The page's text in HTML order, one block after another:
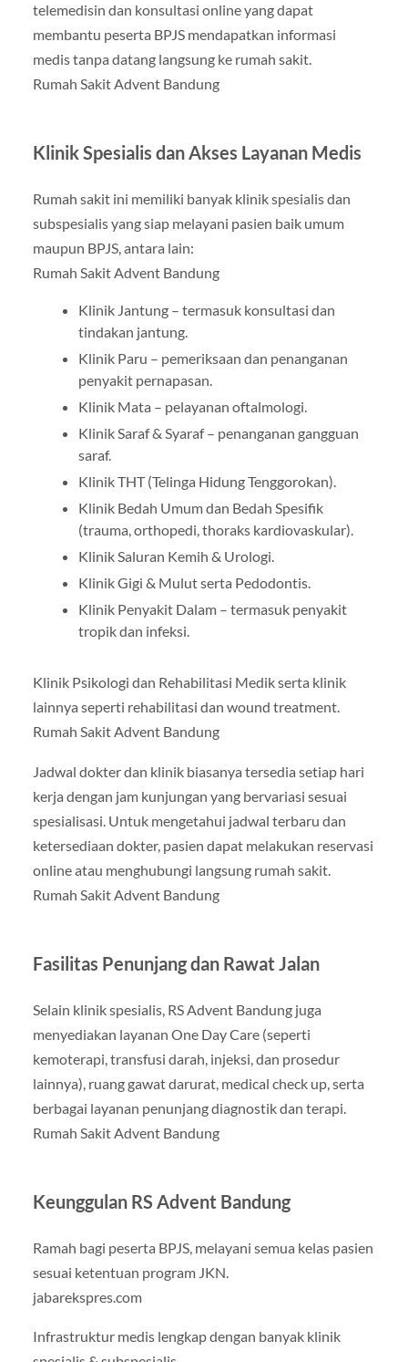
telemedisin dan konsultasi online yang dapat
membantu peserta BPJS mendapatkan informasi
medis tanpa datang langsung ke rumah sakit.
Rumah Sakit Advent Bandung
Klinik Spesialis dan Akses Layanan Medis
Rumah sakit ini memiliki banyak klinik spesialis dan
subspesialis yang siap melayani pasien baik umum
maupun BPJS, antara lain:
Rumah Sakit Advent Bandung
Klinik Jantung – termasuk konsultasi dan
tindakan jantung.
Klinik Paru – pemeriksaan dan penanganan
penyakit pernapasan.
Klinik Mata – pelayanan oftalmologi.
Klinik Saraf & Syaraf – penanganan gangguan
saraf.
Klinik THT (Telinga Hidung Tenggorokan).
Klinik Bedah Umum dan Bedah Spesifik
(trauma, orthopedi, thoraks kardiovaskular).
Klinik Saluran Kemih & Urologi.
Klinik Gigi & Mulut serta Pedodontis.
Klinik Penyakit Dalam – termasuk penyakit
tropik dan infeksi.
Klinik Psikologi dan Rehabilitasi Medik serta klinik
lainnya seperti rehabilitasi dan wound treatment.
Rumah Sakit Advent Bandung
Jadwal dokter dan klinik biasanya tersedia setiap hari
kerja dengan jam kunjungan yang bervariasi sesuai
spesialisasi. Untuk mengetahui jadwal terbaru dan
ketersediaan dokter, pasien dapat melakukan reservasi
online atau menghubungi langsung rumah sakit.
Rumah Sakit Advent Bandung
Fasilitas Penunjang dan Rawat Jalan
Selain klinik spesialis, RS Advent Bandung juga
menyediakan layanan One Day Care (seperti
kemoterapi, transfusi darah, injeksi, dan prosedur
lainnya), ruang gawat darurat, medical check up, serta
berbagai layanan penunjang diagnostik dan terapi.
Rumah Sakit Advent Bandung
Keunggulan RS Advent Bandung
Ramah bagi peserta BPJS, melayani semua kelas pasien
sesuai ketentuan program JKN.
jabarekspres.com
Infrastruktur medis lengkap dengan banyak klinik